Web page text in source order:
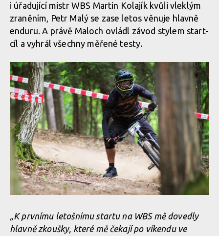
i úřadující mistr WBS Martin Kolajík kvůli vleklým
zraněním, Petr Malý se zase letos věnuje hlavně
enduru. A právě Maloch ovládl závod stylem start-
cíl a vyhrál všechny měřené testy.
„K prvnímu letošnímu startu na WBS mě dovedly
hlavně zkoušky, které mě čekají po víkendu ve